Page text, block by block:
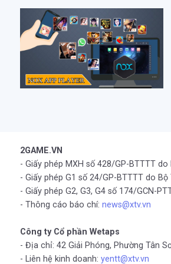
2GAME.VN
- Giấy phép MXH số 428/GP-BTTTT
- Giấy phép G1 số 24/GP-BTTTT do
- Giấy phép G2, G3, G4 số 174/GCN-
- Thông cáo báo chí: news@xtv.vn
Công ty Cổ phần Wetaps
- Địa chỉ: 42 Giải Phóng, Phường Tân
- Liên hệ kinh doanh: yentt@xtv.vn